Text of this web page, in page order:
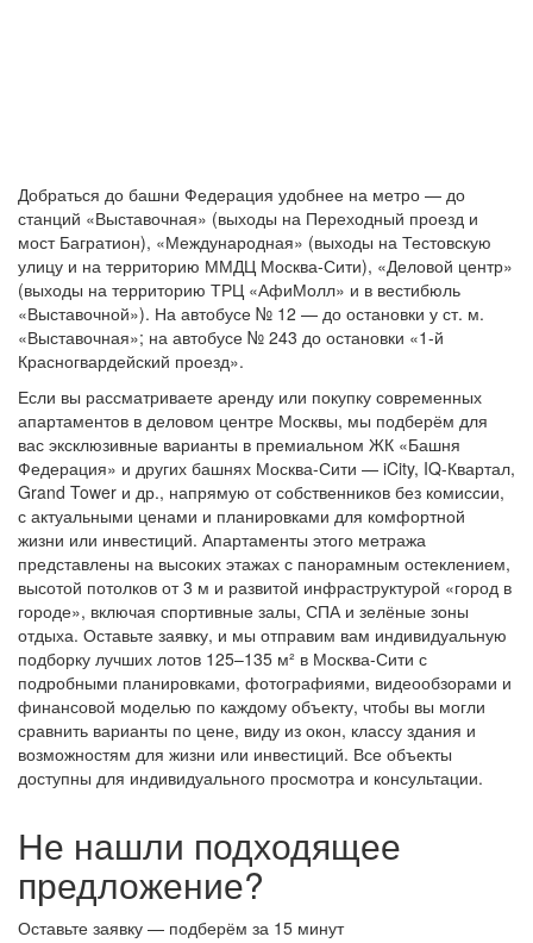
Добраться до башни Федерация удобнее на метро — до
станций «Выставочная» (выходы на Переходный проезд и
мост Багратион), «Международная» (выходы на Тестовскую
улицу и на территорию ММДЦ Москва-Сити), «Деловой центр»
(выходы на территорию ТРЦ «АфиМолл» и в вестибюль
«Выставочной»). На автобусе № 12 — до остановки у ст. м.
«Выставочная»; на автобусе № 243 до остановки «1-й
Красногвардейский проезд».
Если вы рассматриваете аренду или покупку современных
апартаментов в деловом центре Москвы, мы подберём для
вас эксклюзивные варианты в премиальном ЖК «Башня
Федерация» и других башнях Москва-Сити — iCity, IQ-Квартал,
Grand Tower и др., напрямую от собственников без комиссии,
с актуальными ценами и планировками для комфортной
жизни или инвестиций. Апартаменты этого метража
представлены на высоких этажах с панорамным остеклением,
высотой потолков от 3 м и развитой инфраструктурой «город в
городе», включая спортивные залы, СПА и зелёные зоны
отдыха. Оставьте заявку, и мы отправим вам индивидуальную
подборку лучших лотов 125–135 м² в Москва-Сити с
подробными планировками, фотографиями, видеообзорами и
финансовой моделью по каждому объекту, чтобы вы могли
сравнить варианты по цене, виду из окон, классу здания и
возможностям для жизни или инвестиций. Все объекты
доступны для индивидуального просмотра и консультации.
Не нашли подходящее
предложение?
Оставьте заявку — подберём за 15 минут